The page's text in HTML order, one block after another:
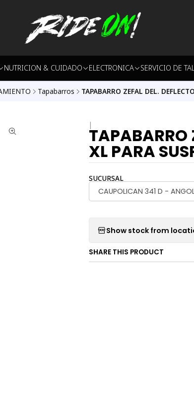
NUTRICION & CUIDADO ELECTRONICA SERVICIO DE
Tapabarros TAPABARRO ZEFAL DEL.
|
TAPABARRO
XL PARA
SUCURSAL
CAUPOLICAN 341 D -
Show stock from
SHARE THIS PRODUCT